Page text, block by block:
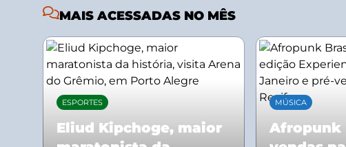
MAIS ACESSADAS NO MÊS
ESPORTES
Eliud Kipchoge, maior
MÚSICA
Afropunk